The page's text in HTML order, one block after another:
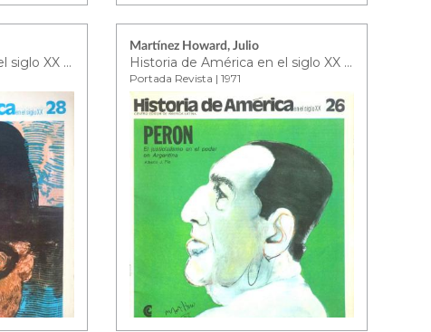
Historia de América en el siglo XX Nº28
Martínez Howard, Julio
Historia de América en el siglo XX Nº26
Portada Revista | 1971